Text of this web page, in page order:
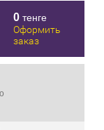
0 тенге
Оформить
заказ